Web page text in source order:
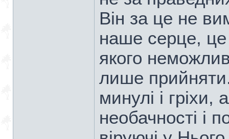
Він за це не
наше серце,
якого
лише
минулі і
необачності і